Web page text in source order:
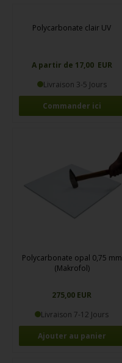
protection.Polycarbonate clair UV
A partir de 17,00 EUR
Livraison 3-5 Jours
Commander ici
Polycarbonate opal 0,75 mm
(Makrofol)
275,00 EUR
Livraison 7-12 Jours